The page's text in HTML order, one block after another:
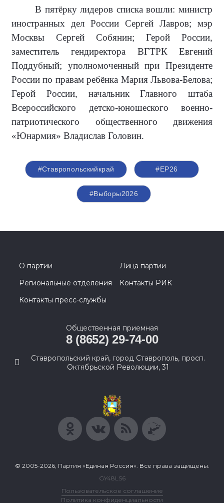
В пятёрку лидеров списка вошли: министр
иностранных дел России Сергей Лавров; мэр
Москвы Сергей Собянин; Герой России,
заместитель гендиректора ВГТРК Евгений
Поддубный; уполномоченный при Президенте
России по правам ребёнка Мария Львова-Белова;
Герой России, начальник Главного штаба
Всероссийского детско-юношеского военно-
патриотического общественного движения
«Юнармия» Владислав Головин.
#Ставропольскийкрай #ЕР26
#Выборы2026
О партии
Лица партии
Региональные отделения
Контакты РИК
Контакты пресс-службы
Общественная приемная
8 (8652) 29-74-00
Ставропольский край, город Ставрополь, просп.
Октябрьской Революции, 31
© 2005-2026, Партия «Единая Россия». Все права защищены.
GY48LS6
Пользовательское соглашение
Политика конфиденциальности